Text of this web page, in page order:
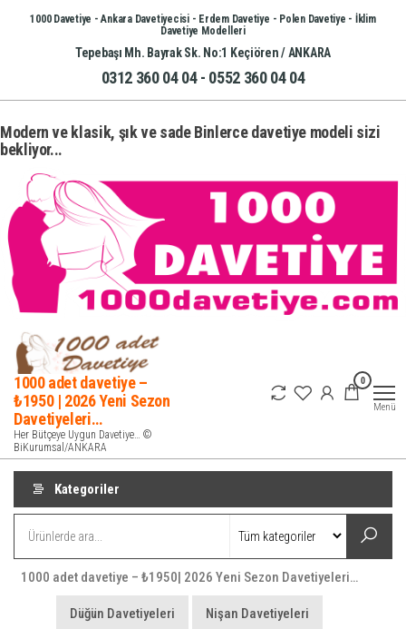
İçeriğe1000 Davetiye - Ankara Davetiyecisi - Erdem Davetiye - Polen Davetiye - İklim
Davetiye Modelleri
Tepebaşı Mh. Bayrak Sk. No:1 Keçiören / ANKARA
0312 360 04 04 - 0552 360 04 04
Modern ve klasik, şık ve sade Binlerce davetiye modeli sizi
bekliyor...
1000 adet davetiye –
₺1950 | 2026 Yeni Sezon
Davetiyeleri…
Her Bütçeye Uygun Davetiye… ©
BiKurumsal/ANKARA
0
Menü
Kategoriler
1000 adet davetiye – ₺1950| 2026 Yeni Sezon Davetiyeleri…
Düğün Davetiyeleri Nişan Davetiyeleri